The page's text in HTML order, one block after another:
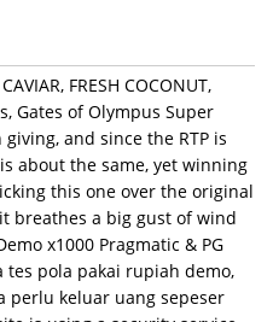
FRESH COCONUT,
Gates of Olympus Super
and since the RTP is
about the same, yet winning
this one over the original
breathes a big gust of wind
x1000 Pragmatic & PG
tes pola pakai rupiah demo,
perlu keluar uang sepeser